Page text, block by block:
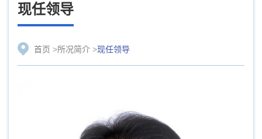
现任领导
首页 >所况简介 >现任领导